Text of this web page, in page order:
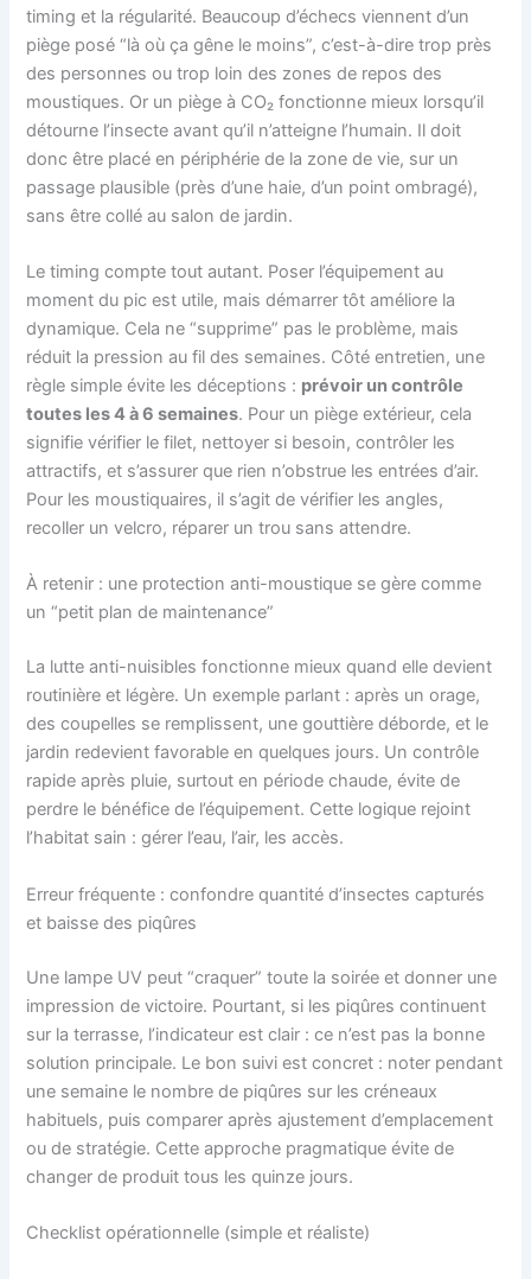
timing et la régularité. Beaucoup d’échecs viennent d’un
piège posé “là où ça gêne le moins”, c’est-à-dire trop près
des personnes ou trop loin des zones de repos des
moustiques. Or un piège à CO₂ fonctionne mieux lorsqu’il
détourne l’insecte avant qu’il n’atteigne l’humain. Il doit
donc être placé en périphérie de la zone de vie, sur un
passage plausible (près d’une haie, d’un point ombragé),
sans être collé au salon de jardin.
Le timing compte tout autant. Poser l’équipement au
moment du pic est utile, mais démarrer tôt améliore la
dynamique. Cela ne “supprime” pas le problème, mais
réduit la pression au fil des semaines. Côté entretien, une
règle simple évite les déceptions : prévoir un contrôle
toutes les 4 à 6 semaines. Pour un piège extérieur, cela
signifie vérifier le filet, nettoyer si besoin, contrôler les
attractifs, et s’assurer que rien n’obstrue les entrées d’air.
Pour les moustiquaires, il s’agit de vérifier les angles,
recoller un velcro, réparer un trou sans attendre.
À retenir : une protection anti-moustique se gère comme
un “petit plan de maintenance”
La lutte anti-nuisibles fonctionne mieux quand elle devient
routinière et légère. Un exemple parlant : après un orage,
des coupelles se remplissent, une gouttière déborde, et le
jardin redevient favorable en quelques jours. Un contrôle
rapide après pluie, surtout en période chaude, évite de
perdre le bénéfice de l’équipement. Cette logique rejoint
l’habitat sain : gérer l’eau, l’air, les accès.
Erreur fréquente : confondre quantité d’insectes capturés
et baisse des piqûres
Une lampe UV peut “craquer” toute la soirée et donner une
impression de victoire. Pourtant, si les piqûres continuent
sur la terrasse, l’indicateur est clair : ce n’est pas la bonne
solution principale. Le bon suivi est concret : noter pendant
une semaine le nombre de piqûres sur les créneaux
habituels, puis comparer après ajustement d’emplacement
ou de stratégie. Cette approche pragmatique évite de
changer de produit tous les quinze jours.
Checklist opérationnelle (simple et réaliste)